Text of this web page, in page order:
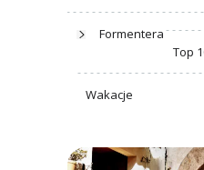
Formentera
Top
Wakacje